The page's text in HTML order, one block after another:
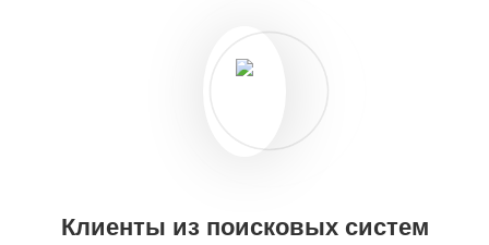
Клиенты из поисковых систем